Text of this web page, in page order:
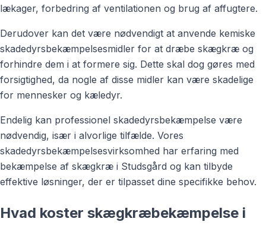
lækager, forbedring af ventilationen og brug af affugtere.
Derudover kan det være nødvendigt at anvende kemiske
skadedyrsbekæmpelsesmidler for at dræbe skægkræ og
forhindre dem i at formere sig. Dette skal dog gøres med
forsigtighed, da nogle af disse midler kan være skadelige
for mennesker og kæledyr.
Endelig kan professionel skadedyrsbekæmpelse være
nødvendig, især i alvorlige tilfælde. Vores
skadedyrsbekæmpelsesvirksomhed har erfaring med
bekæmpelse af skægkræ i Studsgård og kan tilbyde
effektive løsninger, der er tilpasset dine specifikke behov.
Hvad koster skægkræbekæmpelse i